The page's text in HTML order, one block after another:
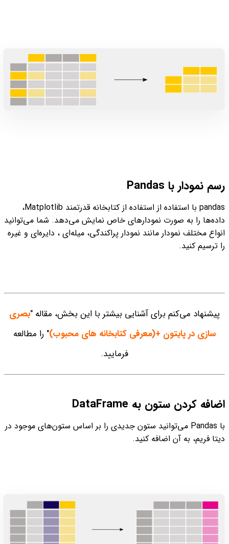
رسم نمودار با Pandas
pandas با استفاده از استفاده از کتابخانه قدرتمند Matplotlib،
داده‌ها را به صورت نمودارهای خاص نمایش می‌دهد. شما می‌توانید
انواع مختلف نمودار مانند نمودار پراکندگی، میله‌ای ، دایره‌ای و غیره
را ترسیم کنید.
پیشنهاد می‌کنم برای آشنایی بیشتر با این بخش، مقاله "بصری
سازی در پایتون +(معرفی کتابخانه های محبوب)" را مطالعه
فرمایید.
اضافه کردن ستون به DataFrame
با Pandas می‌توانید ستون جدیدی را بر اساس ستون‌های موجود در
دیتا فریم، به آن اضافه کنید.